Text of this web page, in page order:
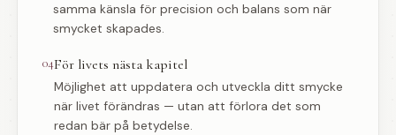
samma känsla för precision och balans som när
smycket skapades.
04För livets nästa kapitel
Möjlighet att uppdatera och utveckla ditt smycke
när livet förändras — utan att förlora det som
redan bär på betydelse.